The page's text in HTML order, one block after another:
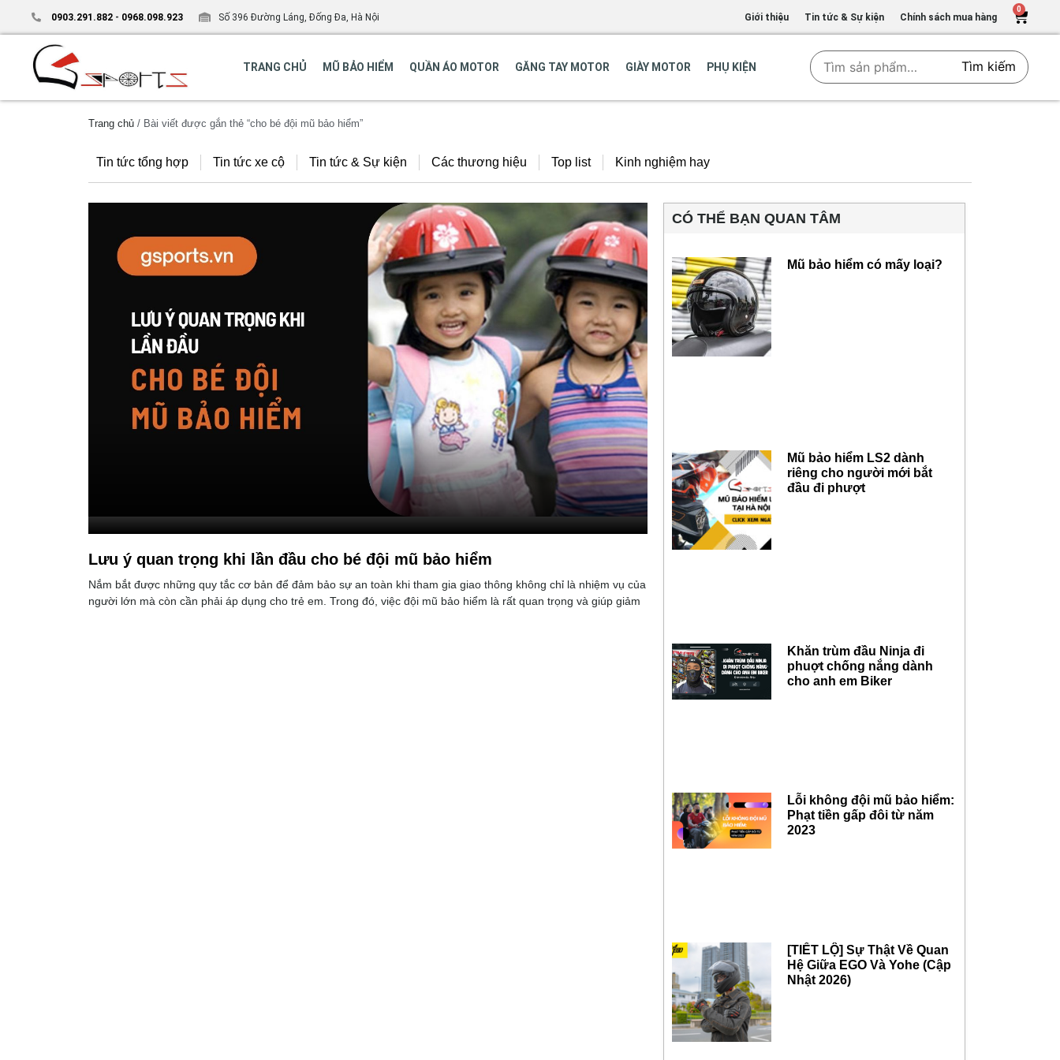
0903.291.882 - 0968.098.923 Số 396 Đường Láng, Đống Đa, Hà Nội Giới thiệu Tin tức & Sự kiện Chính sách mua hàng
0
TRANG CHỦ MŨ BẢO HIỂM QUẦN ÁO MOTOR GĂNG TAY MOTOR GIÀY MOTOR PHỤ KIỆN Tìm kiếm
Trang chủ / Bài viết được gắn thẻ “cho bé đội mũ bảo hiểm”
Tin tức tổng hợp Tin tức xe cộ Tin tức & Sự kiện Các thương hiệu Top list Kinh nghiệm hay
Lưu ý quan trọng khi lần đầu cho bé đội mũ bảo hiểm
Nắm bắt được những quy tắc cơ bản để đảm bảo sự an toàn khi tham gia giao thông không chỉ là nhiệm vụ của
người lớn mà còn cần phải áp dụng cho trẻ em. Trong đó, việc đội mũ bảo hiểm là rất quan trọng và giúp giảm
CÓ THỂ BẠN QUAN TÂM
Mũ bảo hiểm có mấy loại?
Mũ bảo hiểm LS2 dành
riêng cho người mới bắt
đầu đi phượt
Khăn trùm đầu Ninja đi
phuợt chống nắng dành
cho anh em Biker
Lỗi không đội mũ bảo hiểm:
Phạt tiền gấp đôi từ năm
2023
[TIẾT LỘ] Sự Thật Về Quan
Hệ Giữa EGO Và Yohe (Cập
Nhật 2026)